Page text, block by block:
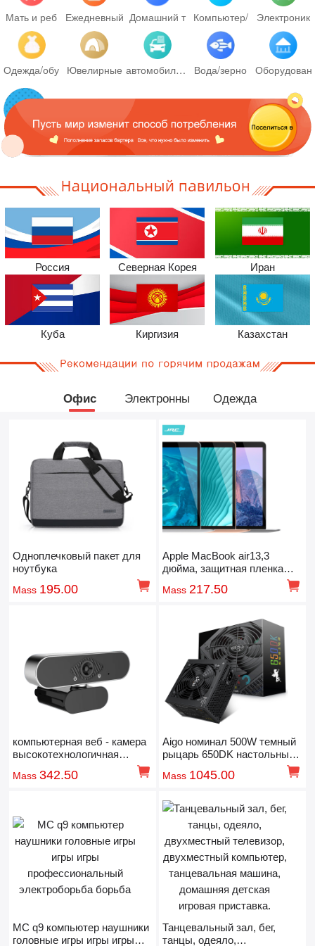
Мать и реб Ежедневный Домашний т Компьютер/ Электроник
Одежда/обу Ювелирные автомобиль/механизм Вода/зерно Оборудован
Россия Северная Корея Иран
Куба Киргизия Казахстан
Офис Электронны Одежда
Одноплечковый пакет для
ноутбука
Mass 195.00
Apple MacBook air13,3
дюйма, защитная пленка
четкости
Mass217.50
компьютерная веб - камера
высокотехнологичная
Mass342.50
Aigo номинал 500W темный
рыцарь 650DK настольный
Mass 1045.00
MC q9 компьютер наушники
головные игры игры игры
Танцевальный зал, бег,
танцы, одеяло,